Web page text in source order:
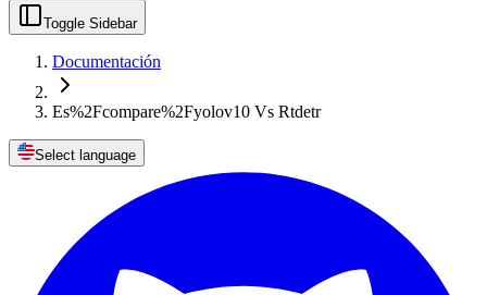
Toggle Sidebar
Documentación
Es%2Fcompare%2Fyolov10 Vs Rtdetr
Select language